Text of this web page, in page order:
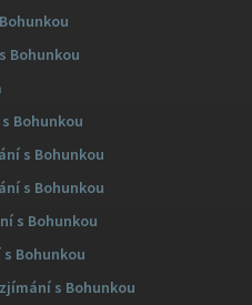
Bohunkou
Bohunkou
s Bohunkou
s Bohunkou
s Bohunkou
Bohunkou
s Bohunkou